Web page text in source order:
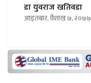
डा युवराज खतिवडा
आइतबार, वैशाख ७, २०७७